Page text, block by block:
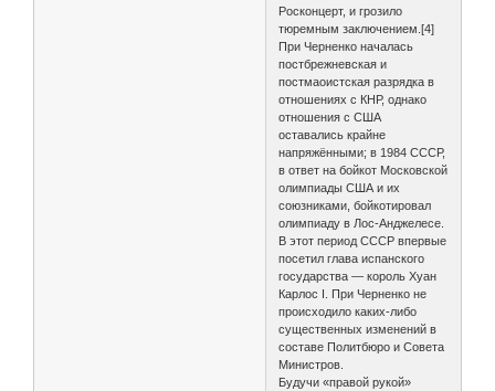
Росконцерт, и грозило
тюремным заключением.[4]
При Черненко началась
постбрежневская и
постмаоистская разрядка в
отношениях с КНР, однако
отношения с США
оставались крайне
напряжёнными; в 1984 СССР,
в ответ на бойкот Московской
олимпиады США и их
союзниками, бойкотировал
олимпиаду в Лос-Анджелесе.
В этот период СССР впервые
посетил глава испанского
государства — король Хуан
Карлос I. При Черненко не
происходило каких-либо
существенных изменений в
составе Политбюро и Совета
Министров.
Будучи «правой рукой»